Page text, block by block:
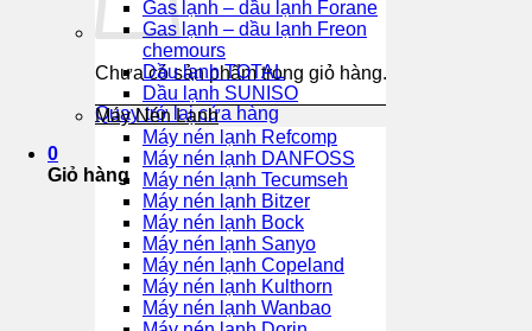
Chưa có sản phẩm trong giỏ hàng.
Quay trở lại cửa hàng
0
Giỏ hàng
Gas lạnh – dầu lạnh Forane
Gas lạnh – dầu lạnh Freon
chemours
Dầu lạnh TOTAL
Dầu lạnh SUNISO
Máy Nén Lạnh
Máy nén lạnh Refcomp
Máy nén lạnh DANFOSS
Máy nén lạnh Tecumseh
Máy nén lạnh Bitzer
Máy nén lạnh Bock
Máy nén lạnh Sanyo
Máy nén lạnh Copeland
Máy nén lạnh Kulthorn
Máy nén lạnh Wanbao